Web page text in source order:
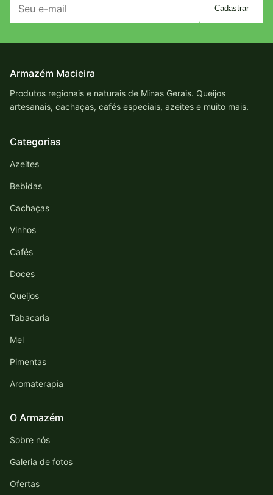
Cadastrar
Armazém Macieira
Produtos regionais e naturais de Minas Gerais. Queijos
artesanais, cachaças, cafés especiais, azeites e muito mais.
Categorias
Azeites
Bebidas
Cachaças
Vinhos
Cafés
Doces
Queijos
Tabacaria
Mel
Pimentas
Aromaterapia
O Armazém
Sobre nós
Galeria de fotos
Ofertas